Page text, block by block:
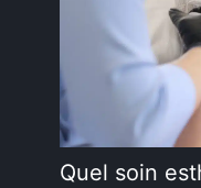
Quel soin